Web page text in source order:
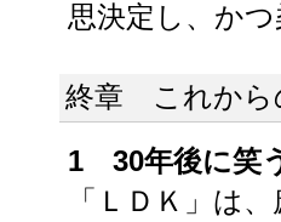
思決定し、か
終章 これから
1 30年後に笑
「ＬＤＫ」は